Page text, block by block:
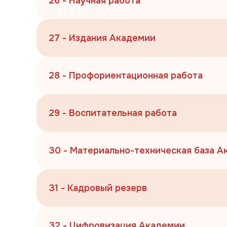
27 - Издания Академии
28 - Профориентационная работа
29 - Воспитательная работа
30 - Материально-техническая база
31 - Кадровый резерв